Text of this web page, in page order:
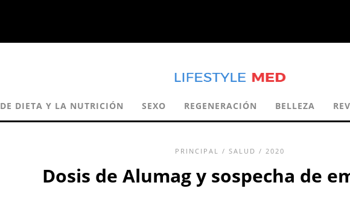
DE DIETA Y LA NUTRICIÓN SEXO REGENERACIÓN BELLEZA
PRINCIPAL / SALUD / 2020
Dosis de Alumag y sospecha de